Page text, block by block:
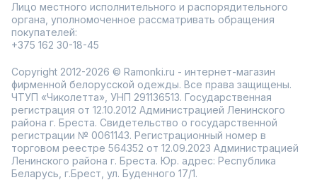
Лицо местного исполнительного и распорядительного
органа, уполномоченное рассматривать обращения
покупателей:
+375 162 30-18-45
Copyright 2012-2026 © Ramonki.ru - интернет-магазин
фирменной белорусской одежды. Все права защищены.
ЧТУП «Чиколетта», УНП 291136513. Государственная
регистрация от 12.10.2012 Администрацией Ленинского
района г. Бреста. Свидетельство о государственной
регистрации № 0061143. Регистрационный номер в
торговом реестре 564352 от 12.09.2023 Администрацией
Ленинского района г. Бреста. Юр. адрес: Республика
Беларусь, г.Брест, ул. Буденного 17/1.